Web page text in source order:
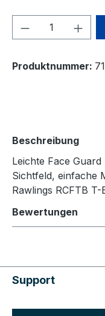
Produkt
Produktnummer:
Beschreibung
Leichte Face
Sichtfeld, einfache
Rawlings RCFTB
Bewertungen
Support